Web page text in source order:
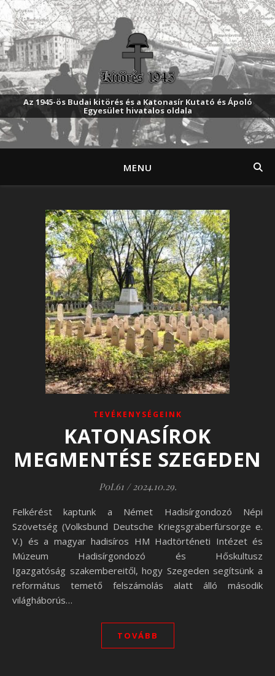
Az 1945-ös Budai kitörés és a Katonasír Kutató és Ápoló
Egyesület hivatalos oldala
MENU
TEVÉKENYSÉGEINK
KATONASÍROK
MEGMENTÉSE SZEGEDEN
P0L61 / 2024.10.29.
Felkérést kaptunk a Német Hadisírgondozó Népi
Szövetség (Volksbund Deutsche Kriegsgräberfürsorge e.
V.) és a magyar hadisíros HM Hadtörténeti Intézet és
Múzeum Hadisírgondozó és Hőskultusz
Igazgatóság szakembereitől, hogy Szegeden segítsünk a
református temető felszámolás alatt álló második
világháborús…
TOVÁBB